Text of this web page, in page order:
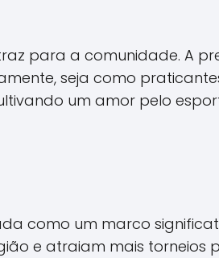
para a comunidade. A
seja como
um amor pelo
como um marco
e atraiam mais torneios